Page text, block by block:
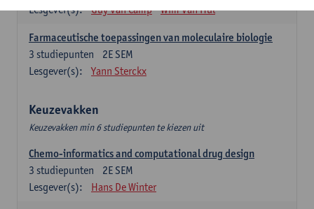
Lesgever(s):
Guy Van Camp Wim Van Hul
Farmaceutische toepassingen van moleculaire biologie
2E SEM
3 studiepunten
Lesgever(s):
Yann Sterckx
Keuzevakken
Keuzevakken min 6 studiepunten te kiezen uit
Chemo-informatics and computational drug design
2E SEM
3 studiepunten
Lesgever(s):
Hans De Winter